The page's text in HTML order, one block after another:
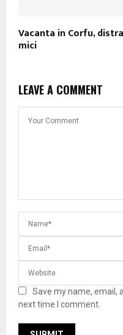
Vacanta in Corfu,
mici
LEAVE A COMMENT
Save my name, email,
next time I comment.